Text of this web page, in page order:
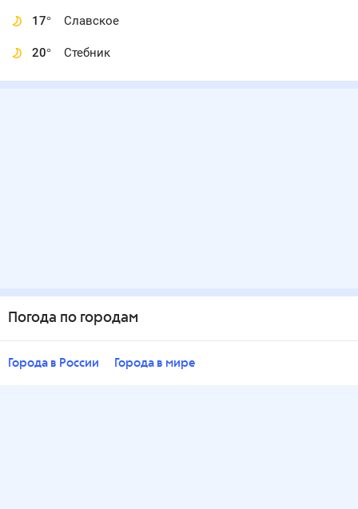
17° Славское
20° Стебник
Погода по городам
Города в России Города в мире